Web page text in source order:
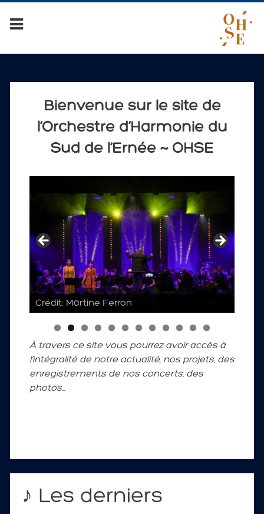
Bienvenue sur le site de
l’Orchestre d’Harmonie du
Sud de l’Ernée ~ OHSE
Crédit: Martine Ferron
À travers ce site vous pourrez avoir accès à
l’intégralité de notre actualité, nos projets, des
enregistrements de nos concerts, des
photos…
♪ Les derniers